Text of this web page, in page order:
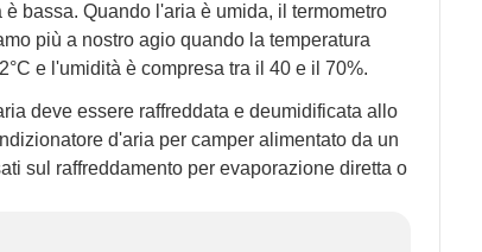
bassa. Quando l'aria è umida, il termometro
più a nostro agio quando la temperatura
e l'umidità è compresa tra il 40 e il 70%.
deve essere raffreddata e deumidificata allo
d'aria per camper alimentato da un
sul raffreddamento per evaporazione diretta o